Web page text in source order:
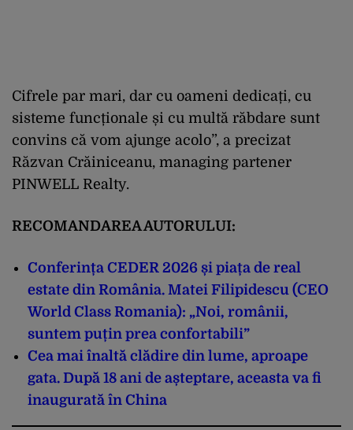
Cifrele par mari, dar cu oameni dedicați, cu
sisteme funcționale și cu multă răbdare sunt
convins că vom ajunge acolo”, a precizat
Răzvan Crăiniceanu, managing partener
PINWELL Realty.
RECOMANDAREA AUTORULUI:
Conferința CEDER 2026 și piața de real
estate din România. Matei Filipidescu (CEO
World Class Romania): „Noi, românii,
suntem puțin prea confortabili”
Cea mai înaltă clădire din lume, aproape
gata. După 18 ani de așteptare, aceasta va fi
inaugurată în China